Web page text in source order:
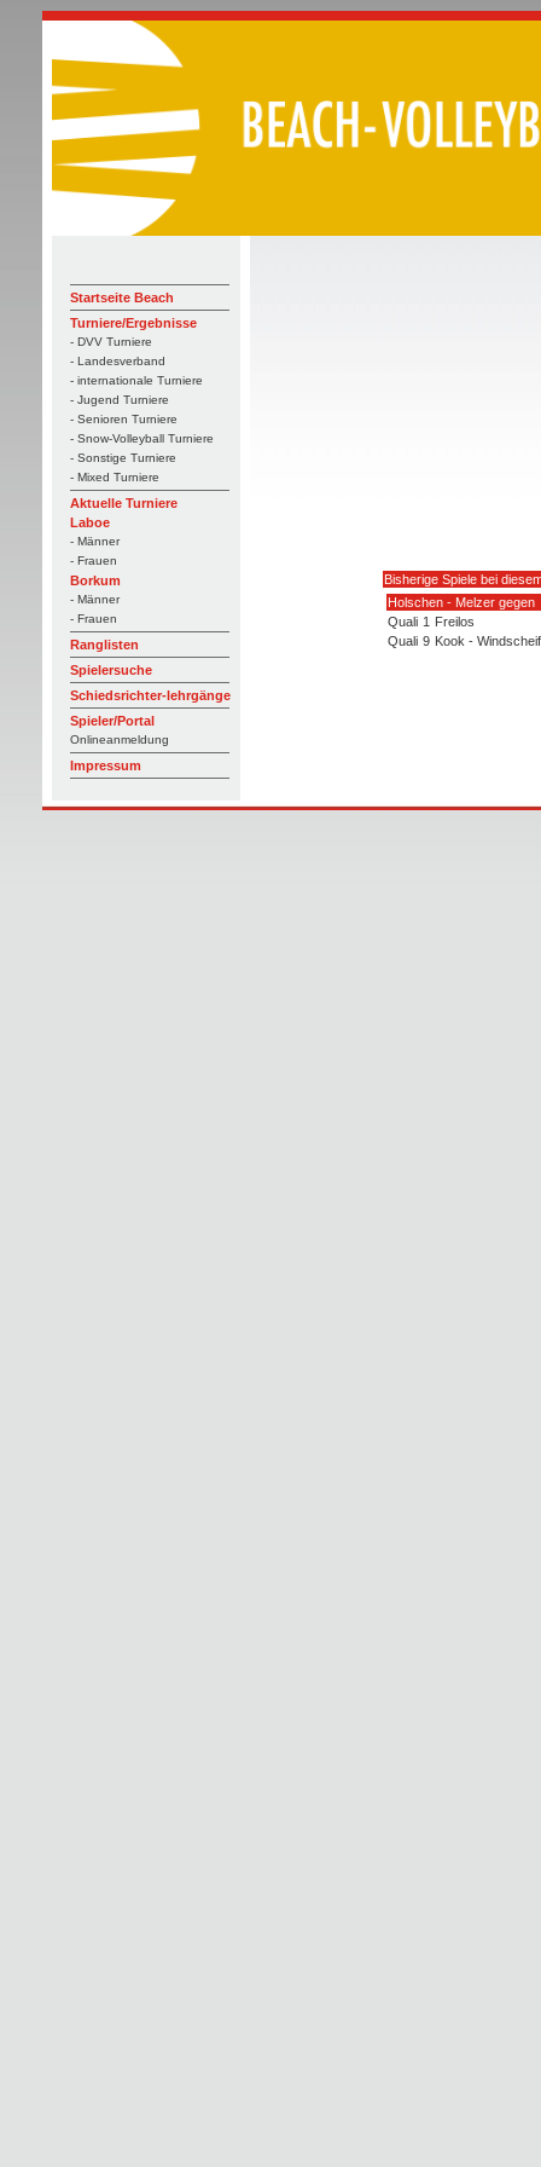
Startseite Beach
Turniere/Ergebnisse
- DVV Turniere
- Landesverband
- internationale Turniere
- Jugend Turniere
- Senioren Turniere
- Snow-Volleyball Turniere
- Sonstige Turniere
- Mixed Turniere
Aktuelle Turniere
Laboe
- Männer
- Frauen
Borkum
- Männer
- Frauen
Ranglisten
Spielersuche
Schiedsrichter-lehrgänge
Spieler/Portal
Onlineanmeldung
Impressum
Bisherige Spiele bei
Holschen - Melzer gegen
Quali 1 Freilos
Quali 9 Kook - Windscheif